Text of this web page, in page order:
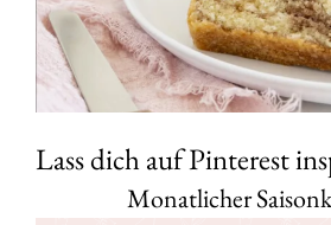
Lass dich auf Pinterest
Monatlicher